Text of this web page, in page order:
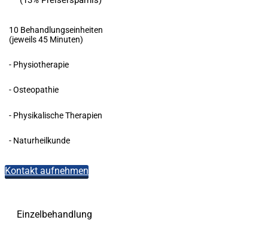
10 Behandlungseinheiten
(jeweils 45 Minuten)
- Physiotherapie
- Osteopathie
- Physikalische Therapien
- Naturheilkunde
Kontakt aufnehmen
Einzelbehandlung